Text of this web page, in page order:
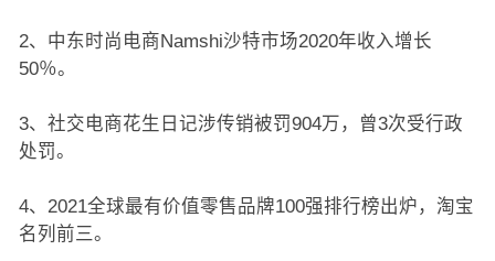
2、中东时尚电商Namshi沙特市场2020年收入增长
50％。
3、社交电商花生日记涉传销被罚904万，曾3次受行政
处罚。
4、2021全球最有价值零售品牌100强排行榜出炉，淘宝
名列前三。